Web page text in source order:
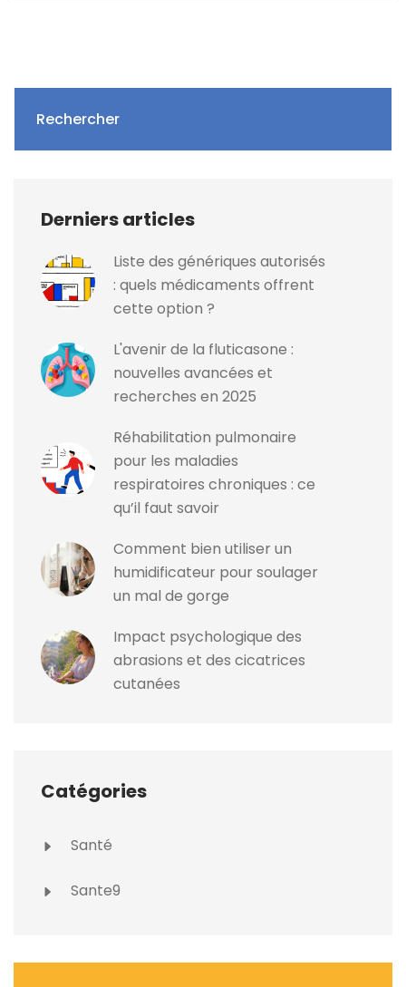
Rechercher
Derniers articles
Liste des génériques autorisés
: quels médicaments offrent
cette option ?
L'avenir de la fluticasone :
nouvelles avancées et
recherches en 2025
Réhabilitation pulmonaire
pour les maladies
respiratoires chroniques : ce
qu’il faut savoir
Comment bien utiliser un
humidificateur pour soulager
un mal de gorge
Impact psychologique des
abrasions et des cicatrices
cutanées
Catégories
Santé
Sante9